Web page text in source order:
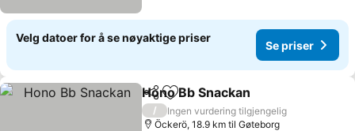
Velg datoer for å se nøyaktige priser
Se priser
Del Legg til i favoritter
Hono Bb Snackan
/
Ingen vurdering tilgjengelig
Öckerö, 18.9 km til Gøteborg